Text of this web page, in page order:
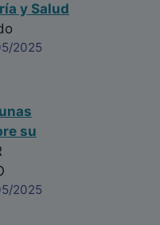
y Salud
2025
su
2025